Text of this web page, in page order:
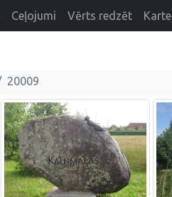
Ceļojumi Vērts redzēt Karte
20009